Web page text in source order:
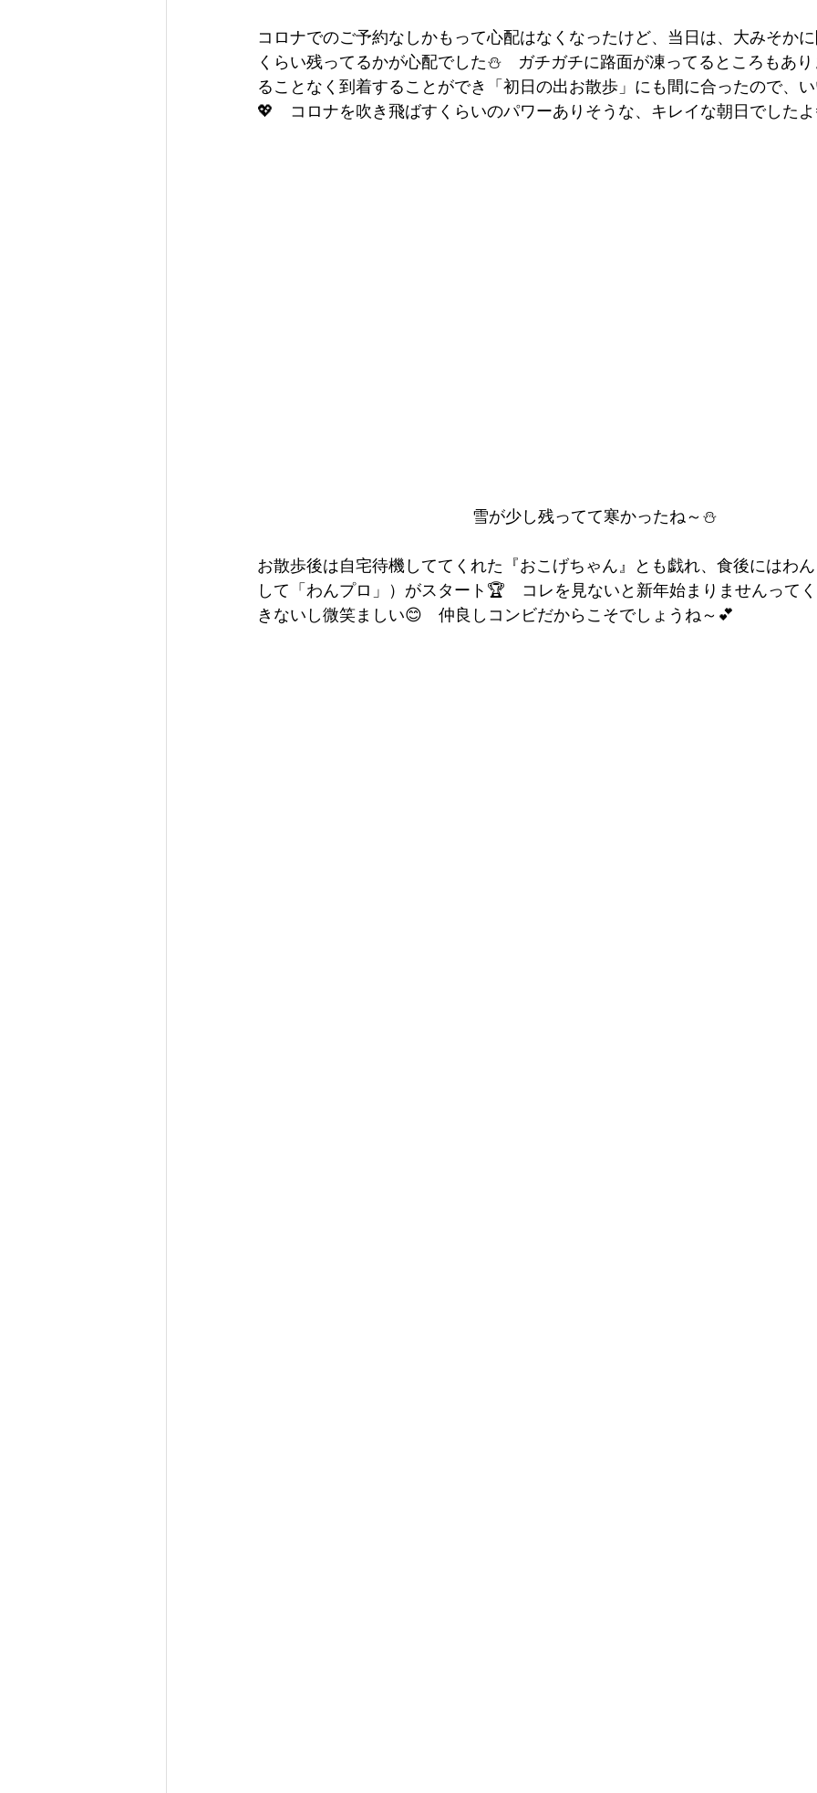
コロナでのご予約なしかもって心配はなくなったけど、当日は、大みそか
くらい残ってるかが心配でした⛄　ガチガチに路面が凍ってるところもあ
ることなく到着することができ「初日の出お散歩」にも間に合ったので、
💖　コロナを吹き飛ばすくらいのパワーありそうな、キレイな朝日でした
雪が少し残ってて寒かったね～⛄
お散歩後は自宅待機しててくれた『おこげちゃん』とも戯れ、食後にはわ
して「わんプロ」）がスタート🏆　コレを見ないと新年始まりませんって
きないし微笑ましい😊　仲良しコンビだからこそでしょうね～💕